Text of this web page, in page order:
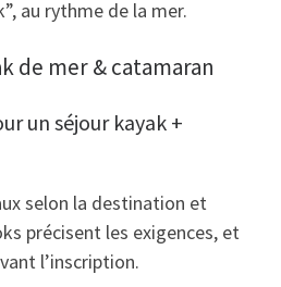
au rythme de la mer.
de mer & catamaran
un séjour kayak +
selon la destination et
précisent les exigences, et
l’inscription.